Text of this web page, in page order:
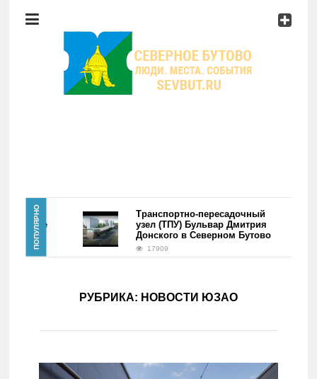
Район
Мероприятия
Главная
Новости
ПОПУЛЯРНО
Транспортно-пересадочный
узел (ТПУ) Бульвар Дмитрия
Донского в Северном Бутово
17909
РУБРИКА: НОВОСТИ ЮЗАО